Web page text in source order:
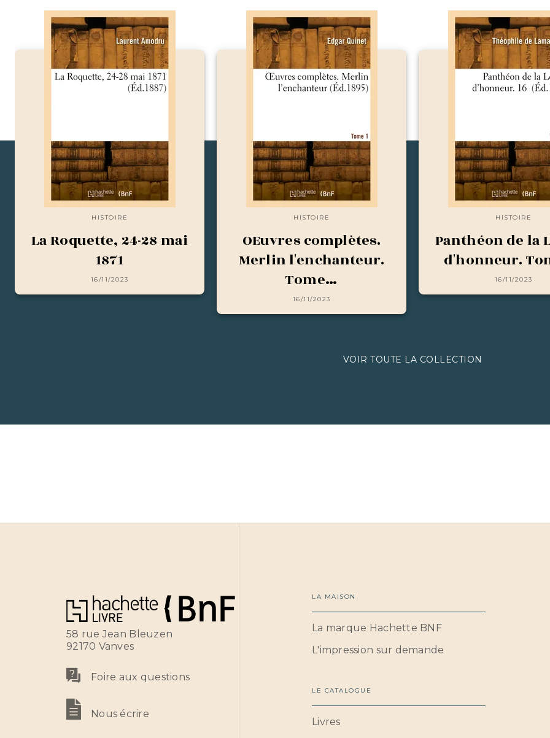
HISTOIRE
La Roquette, 24-28 mai
1871
16/11/2023
HISTOIRE
OEuvres complètes.
Merlin l'enchanteur.
Tome…
16/11/2023
HISTOIRE
Panthéon de la
d'honneur.
16/11/2023
VOIR TOUTE LA COLLECTION
58 rue Jean Bleuzen
92170 Vanves
Foire aux questions
Nous écrire
LA MAISON
La marque Hachette BNF
L'impression sur demande
LE CATALOGUE
Livres